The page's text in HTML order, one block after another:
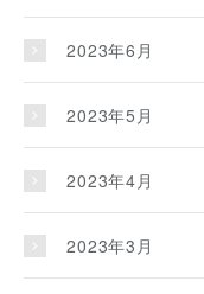
2023年6月
2023年5月
2023年4月
2023年3月